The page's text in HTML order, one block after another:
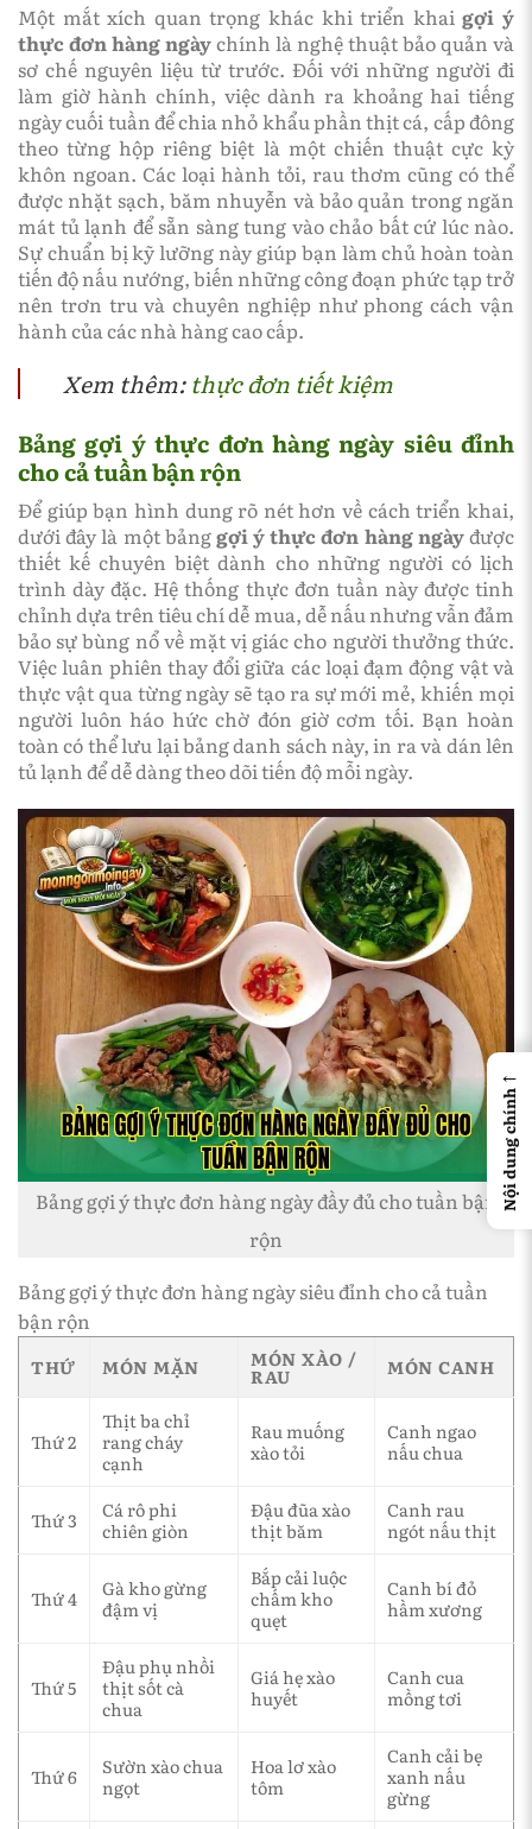
Một mắt xích quan trọng khác khi triển khaigợi ý
thực đơn hàng ngàychính là nghệ thuật bảo quản và
sơ chế nguyên liệu từ trước. Đối với những người đi
làm giờ hành chính, việc dành ra khoảng hai tiếng
ngày cuối tuần để chia nhỏ khẩu phần thịt cá, cấp đông
theo từng hộp riêng biệt là một chiến thuật cực kỳ
khôn ngoan. Các loại hành tỏi, rau thơm cũng có thể
được nhặt sạch, băm nhuyễn và bảo quản trong ngăn
mát tủ lạnh để sẵn sàng tung vào chảo bất cứ lúc nào.
Sự chuẩn bị kỹ lưỡng này giúp bạn làm chủ hoàn toàn
tiến độ nấu nướng, biến những công đoạn phức tạp trở
nên trơn tru và chuyên nghiệp như phong cách vận
hành của các nhà hàng cao cấp.
Xem thêm:thực đơn tiết kiệm
Bảng gợi ý thực đơn hàng ngày siêu đỉnh
cho cả tuần bận rộn
Để giúp bạn hình dung rõ nét hơn về cách triển khai,
dưới đây là một bảnggợi ý thực đơn hàng ngàyđược
thiết kế chuyên biệt dành cho những người có lịch
trình dày đặc. Hệ thống thực đơn tuần này được tinh
chỉnh dựa trên tiêu chí dễ mua, dễ nấu nhưng vẫn đảm
bảo sự bùng nổ về mặt vị giác cho người thưởng thức.
Việc luân phiên thay đổi giữa các loại đạm động vật và
thực vật qua từng ngày sẽ tạo ra sự mới mẻ, khiến mọi
người luôn háo hức chờ đón giờ cơm tối. Bạn hoàn
toàn có thể lưu lại bảng danh sách này, in ra và dán lên
tủ lạnh để dễ dàng theo dõi tiến độ mỗi ngày.
Bảng gợi ý thực đơn hàng ngày đầy đủ cho tuần bận
rộn
Bảng gợi ý thực đơn hàng ngày siêu đỉnh cho cả tuần
bận rộn
THỨ MÓN MẶN MÓN XÀO /
RAU MÓN CANH
Thứ 2
Thịt ba chỉ
rang cháy
cạnh
Rau muống
xào tỏi
Canh ngao
nấu chua
Thứ 3
Cá rô phi
chiên giòn
Đậu đũa xào
thịt băm
Canh rau
ngót nấu thịt
Thứ 4
Gà kho gừng
đậm vị
Bắp cải luộc
chấm kho
quẹt
Canh bí đỏ
hầm xương
Thứ 5
Đậu phụ nhồi
thịt sốt cà
chua
Giá hẹ xào
huyết
Canh cua
mồng tơi
Thứ 6
Sườn xào chua
ngọt
Hoa lơ xào
tôm
Canh cải bẹ
xanh nấu
gừng
←
Nội dung chính